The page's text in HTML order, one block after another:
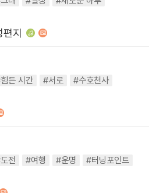
든 시간 #서로
#수호천사
전 #여행 #운명
#터닝포인트